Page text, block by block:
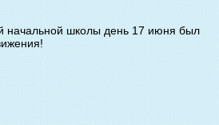
начальной школы день 17 июня был